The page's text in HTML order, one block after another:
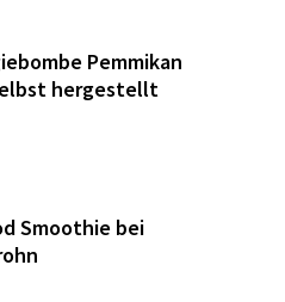
Pemmikan
hergestellt
Smoothie bei